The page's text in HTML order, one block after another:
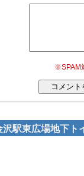
※SPAM
沢駅東広場地下